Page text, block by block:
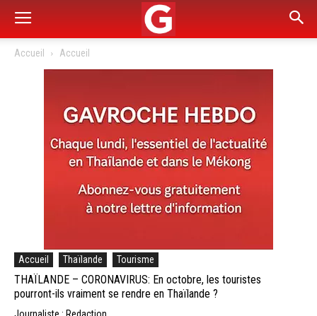
Accueil Accueil
Accueil Thaïlande Tourisme
THAÏLANDE – CORONAVIRUS: En octobre, les touristes
pourront-ils vraiment se rendre en Thaïlande ?